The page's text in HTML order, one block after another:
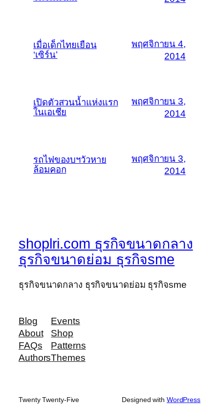
เมื่อเด็กไทยเยือน
‘เซิร์น’
พฤศจิกายน 4,
2014
เปิดตัวสวนน้ำแห่งแรก
ในเอเชีย
พฤศจิกายน 3,
2014
รถไฟของบฯวัวหาย
ล้อมคอก
พฤศจิกายน 3,
2014
shoplri.com ธุรกิจขนาดกลาง
ธุรกิจขนาดย่อม ธุรกิจsme
ธุรกิจขนาดกลาง ธุรกิจขนาดย่อม ธุรกิจsme
Blog
About
FAQs
Authors
Events
Shop
Patterns
Themes
Twenty Twenty-Five Designed with WordPress